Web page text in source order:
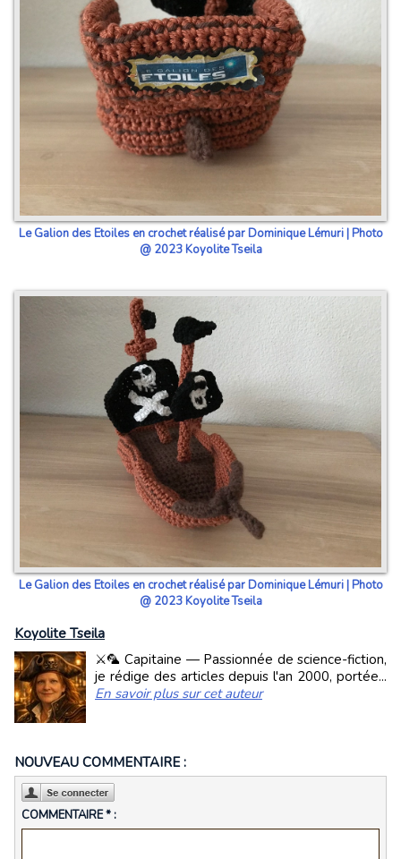
Le Galion des Etoiles en crochet réalisé par Dominique Lémuri | Photo
@ 2023 Koyolite Tseila
Le Galion des Etoiles en crochet réalisé par Dominique Lémuri | Photo
@ 2023 Koyolite Tseila
Koyolite Tseila
⚔️🦜 Capitaine — Passionnée de science-fiction,
je rédige des articles depuis l'an 2000, portée...
En savoir plus sur cet auteur
NOUVEAU COMMENTAIRE :
COMMENTAIRE * :